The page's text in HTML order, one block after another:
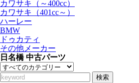
カワサキ（～400cc）
カワサキ（401cc～）
ハーレー
BMW
ドゥカティ
その他メーカー
日名橋 中古パーツ
検索